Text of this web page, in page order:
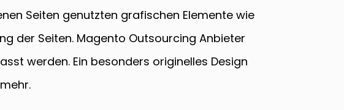
Seiten genutzten grafischen Elemente wie
der Seiten. Magento Outsourcing Anbieter
werden. Ein besonders originelles Design